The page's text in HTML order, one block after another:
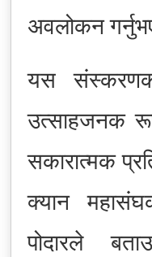
अवलोकन
यस
उत्साहजनक
सकारात्मक
क्यान
पोदारले